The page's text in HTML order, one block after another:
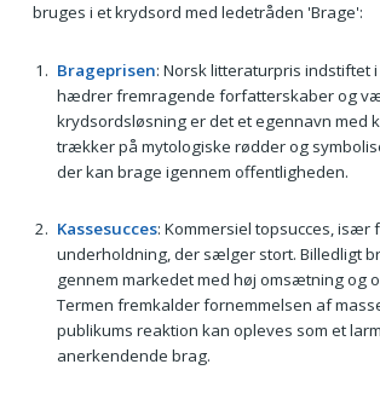
bruges i et krydsord med ledetråden 'Brage':
Brageprisen: Norsk litteraturpris indstiftet
hædrer fremragende forfatterskaber og
krydsordsløsning er det et egennavn med
trækker på mytologiske rødder og
der kan brage igennem offentligheden.
Kassesucces: Kommersiel topsucces, især
underholdning, der sælger stort. Billedligt
gennem markedet med høj omsætning og
Termen fremkalder fornemmelsen af
publikums reaktion kan opleves som et
anerkendende brag.